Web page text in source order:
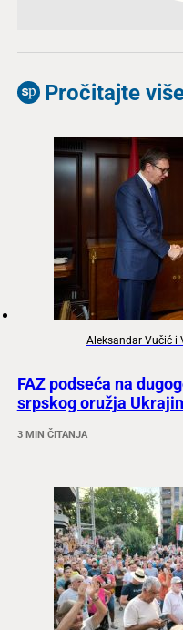
Pročitajte
Aleksandar Vučić i
FAZ podseća na
srpskog oružja
3 MIN ČITANJA